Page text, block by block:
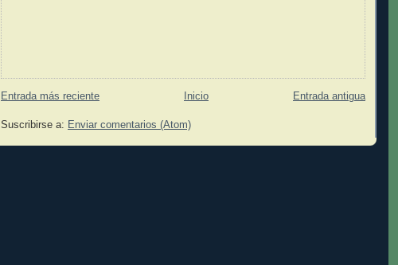
Entrada más reciente Entrada antigua
Inicio
Suscribirse a: Enviar comentarios (Atom)